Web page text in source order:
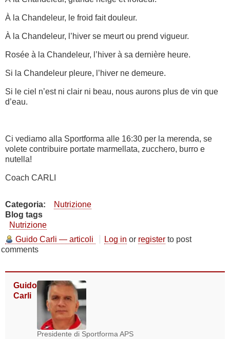
À la Chandeleur, le froid fait douleur.
À la Chandeleur, l’hiver se meurt ou prend vigueur.
Rosée à la Chandeleur, l’hiver à sa dernière heure.
Si la Chandeleur pleure, l’hiver ne demeure.
Si le ciel n’est ni clair ni beau, nous aurons plus de vin que
d’eau.
Ci vediamo alla Sportforma alle 16:30 per la merenda, se
volete contribuire portate marmellata, zucchero, burro e
nutella!
Coach CARLI
Categoria
Nutrizione
Blog tags
Nutrizione
Guido Carli — articoli
Log in or register to post
comments
Guido
Carli
Presidente di Sportforma APS